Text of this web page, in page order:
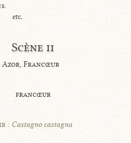
etc.
Scène ii
Azor, Francœur
francœur
: Castagno castagna